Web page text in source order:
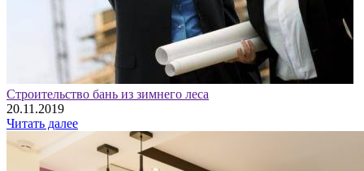
Строительство бань из зимнего леса
20.11.2019
Читать далее